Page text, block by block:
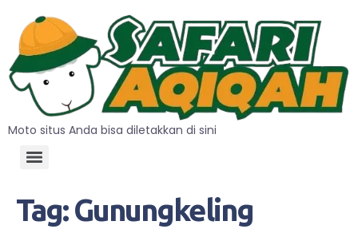
Moto situs Anda bisa diletakkan di sini
Tag:Gunungkeling